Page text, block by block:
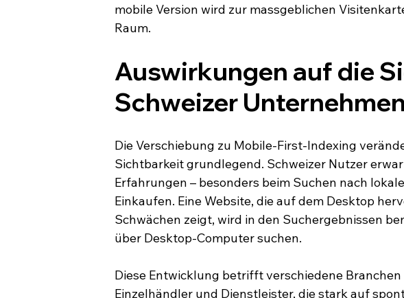
mobile Version wird zur massgeblichen
Raum.
Auswirkungen auf die
Schweizer Unternehmen
Die Verschiebung zu Mobile-First-Indexing
Sichtbarkeit grundlegend. Schweizer Nutzer
Erfahrungen – besonders beim Suchen nach
Einkaufen. Eine Website, die auf dem Desktop
Schwächen zeigt, wird in den Suchergebnissen
über Desktop-Computer suchen.
Diese Entwicklung betrifft verschiedene
Einzelhändler und Dienstleister, die stark auf